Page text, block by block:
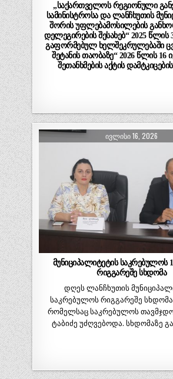
„საქართველოს რეგიონული
სამინისტროსა და ლანჩხუთის
შორის უფლებამოსილების
დელეგირების შესახებ“ 2025 წლის
გაფორმებულ ხელშეკრულებაში
შეტანის თაობაზე“ 2026 წლის 16
შეთანხმების აქტის
ᲘᲕᲚᲘᲡᲘ 16, 2026
მუნიციპალიტეტის საკრებულოს
რიგგარეშე სხდომა
დღეს ლანჩხუთის
საკრებულოს რიგგარეშე
რომელსაც საკრებულოს
ტაბიძე უძღვებოდა. სხდომაზე